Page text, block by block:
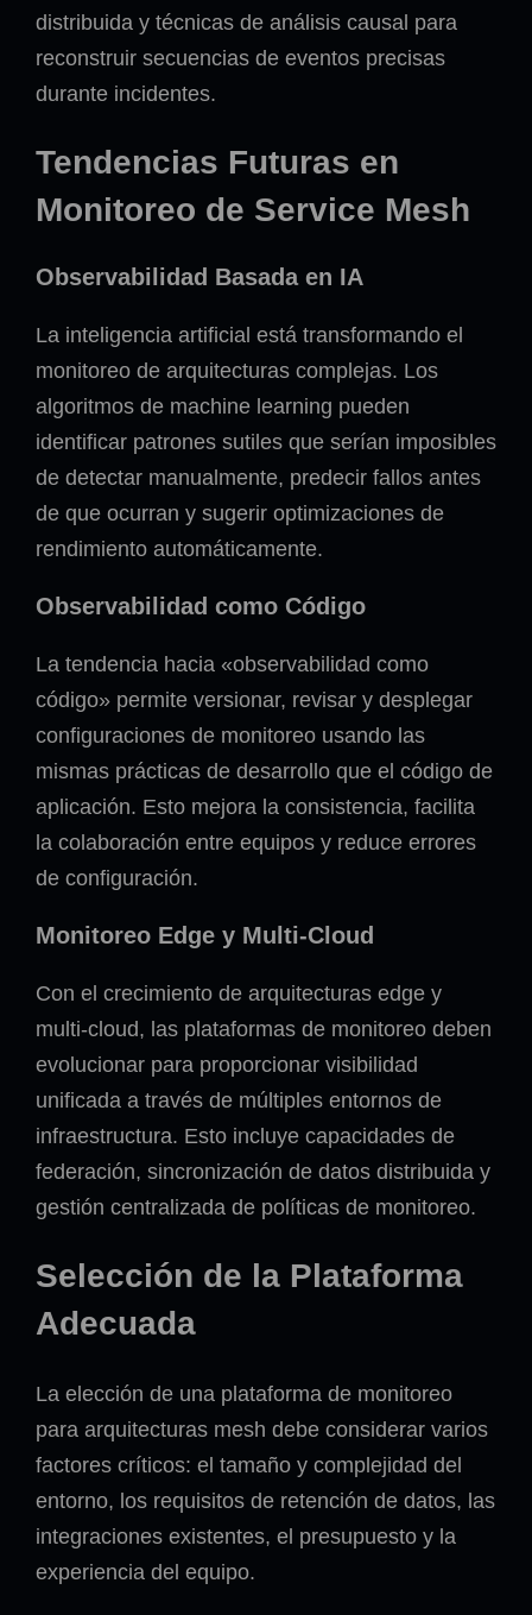
distribuida y técnicas de análisis causal para
reconstruir secuencias de eventos precisas
durante incidentes.
Tendencias Futuras en
Monitoreo de Service Mesh
Observabilidad Basada en IA
La inteligencia artificial está transformando el
monitoreo de arquitecturas complejas. Los
algoritmos de machine learning pueden
identificar patrones sutiles que serían imposibles
de detectar manualmente, predecir fallos antes
de que ocurran y sugerir optimizaciones de
rendimiento automáticamente.
Observabilidad como Código
La tendencia hacia «observabilidad como
código» permite versionar, revisar y desplegar
configuraciones de monitoreo usando las
mismas prácticas de desarrollo que el código de
aplicación. Esto mejora la consistencia, facilita
la colaboración entre equipos y reduce errores
de configuración.
Monitoreo Edge y Multi-Cloud
Con el crecimiento de arquitecturas edge y
multi-cloud, las plataformas de monitoreo deben
evolucionar para proporcionar visibilidad
unificada a través de múltiples entornos de
infraestructura. Esto incluye capacidades de
federación, sincronización de datos distribuida y
gestión centralizada de políticas de monitoreo.
Selección de la Plataforma
Adecuada
La elección de una plataforma de monitoreo
para arquitecturas mesh debe considerar varios
factores críticos: el tamaño y complejidad del
entorno, los requisitos de retención de datos, las
integraciones existentes, el presupuesto y la
experiencia del equipo.